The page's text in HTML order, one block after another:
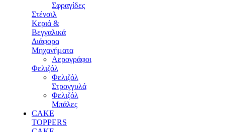
Σφραγίδες
Στένσιλ
Κεριά &
Βεγγαλικά
Διάφορα
Μηχανήματα
Αερογράφοι
Φελιζόλ
Φελιζόλ
Στρογγυλά
Φελιζόλ
Μπάλες
CAKE
TOPPERS